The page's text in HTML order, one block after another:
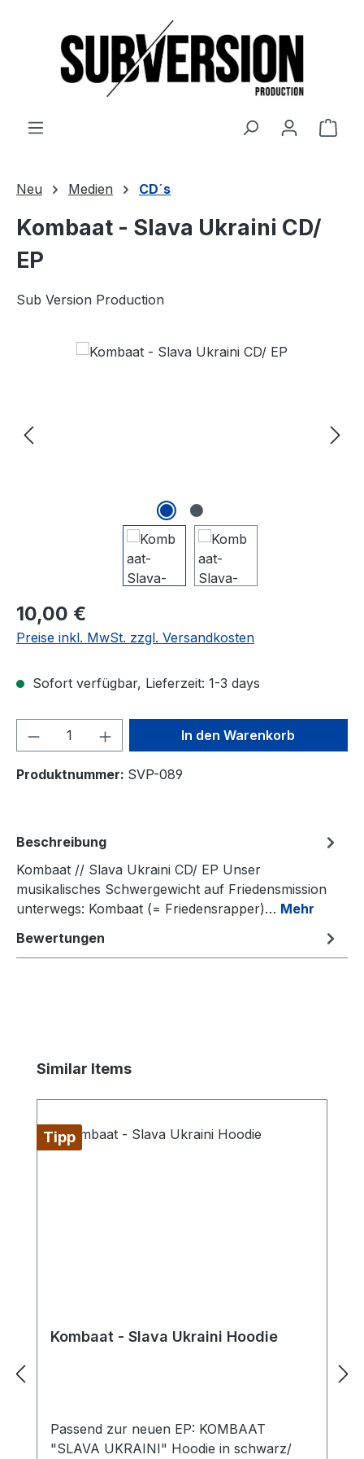
Neu Medien CD´s
Kombaat - Slava Ukraini CD/
EP
Sub Version Production
Bildergalerie überspringen
Regulärer Preis:
10,00 €
Preise inkl. MwSt. zzgl. Versandkosten
Sofort verfügbar, Lieferzeit: 1-3 days
Produkt Anzahl: Gib denIn den Warenkorb
Produktnummer: SVP-089
Beschreibung
Kombaat // Slava Ukraini CD/ EP Unser
musikalisches Schwergewicht auf Friedensmission
unterwegs: Kombaat (= Friedensrapper)… Mehr
Bewertungen
Produktgalerie überspringen
Similar Items
Tipp
Kombaat - Slava Ukraini Hoodie
Passend zur neuen EP: KOMBAAT
"SLAVA UKRAINI" Hoodie in schwarz/